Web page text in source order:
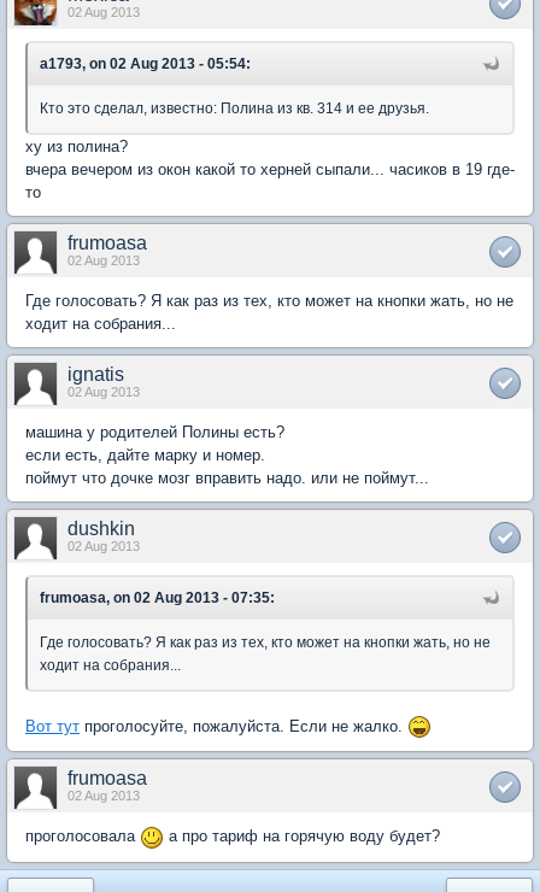
02 Aug 2013
a1793, on 02 Aug 2013 - 05:54:
Кто это сделал, известно: Полина из кв. 314 и ее друзья.
ху из полина?
вчера вечером из окон какой то херней сыпали... часиков в 19 где-
то
frumoasa
02 Aug 2013
Где голосовать? Я как раз из тех, кто может на кнопки жать, но не
ходит на собрания...
ignatis
02 Aug 2013
машина у родителей Полины есть?
если есть, дайте марку и номер.
поймут что дочке мозг вправить надо. или не поймут...
dushkin
02 Aug 2013
frumoasa, on 02 Aug 2013 - 07:35:
Где голосовать? Я как раз из тех, кто может на кнопки жать, но не
ходит на собрания...
Вот тут проголосуйте, пожалуйста. Если не жалко.
frumoasa
02 Aug 2013
проголосовала а про тариф на горячую воду будет?